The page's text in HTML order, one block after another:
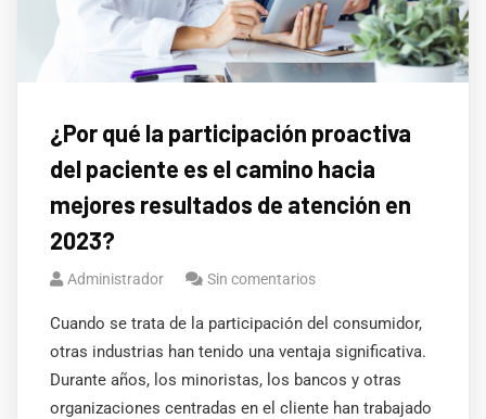
¿Por qué la participación proactiva
del paciente es el camino hacia
mejores resultados de atención en
2023?
Administrador Sin comentarios
Cuando se trata de la participación del consumidor,
otras industrias han tenido una ventaja significativa.
Durante años, los minoristas, los bancos y otras
organizaciones centradas en el cliente han trabajado